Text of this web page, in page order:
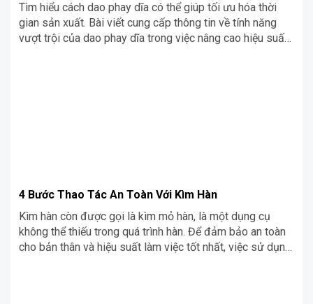
Tìm hiểu cách dao phay dĩa có thể giúp tối ưu hóa thời
gian sản xuất. Bài viết cung cấp thông tin về tính năng
vượt trội của dao phay dĩa trong việc nâng cao hiệu suất
4 Bước Thao Tác An Toàn Với Kìm Hàn
Kìm hàn còn được gọi là kìm mỏ hàn, là một dụng cụ
không thể thiếu trong quá trình hàn. Để đảm bảo an toàn
cho bản thân và hiệu suất làm việc tốt nhất, việc sử dụng